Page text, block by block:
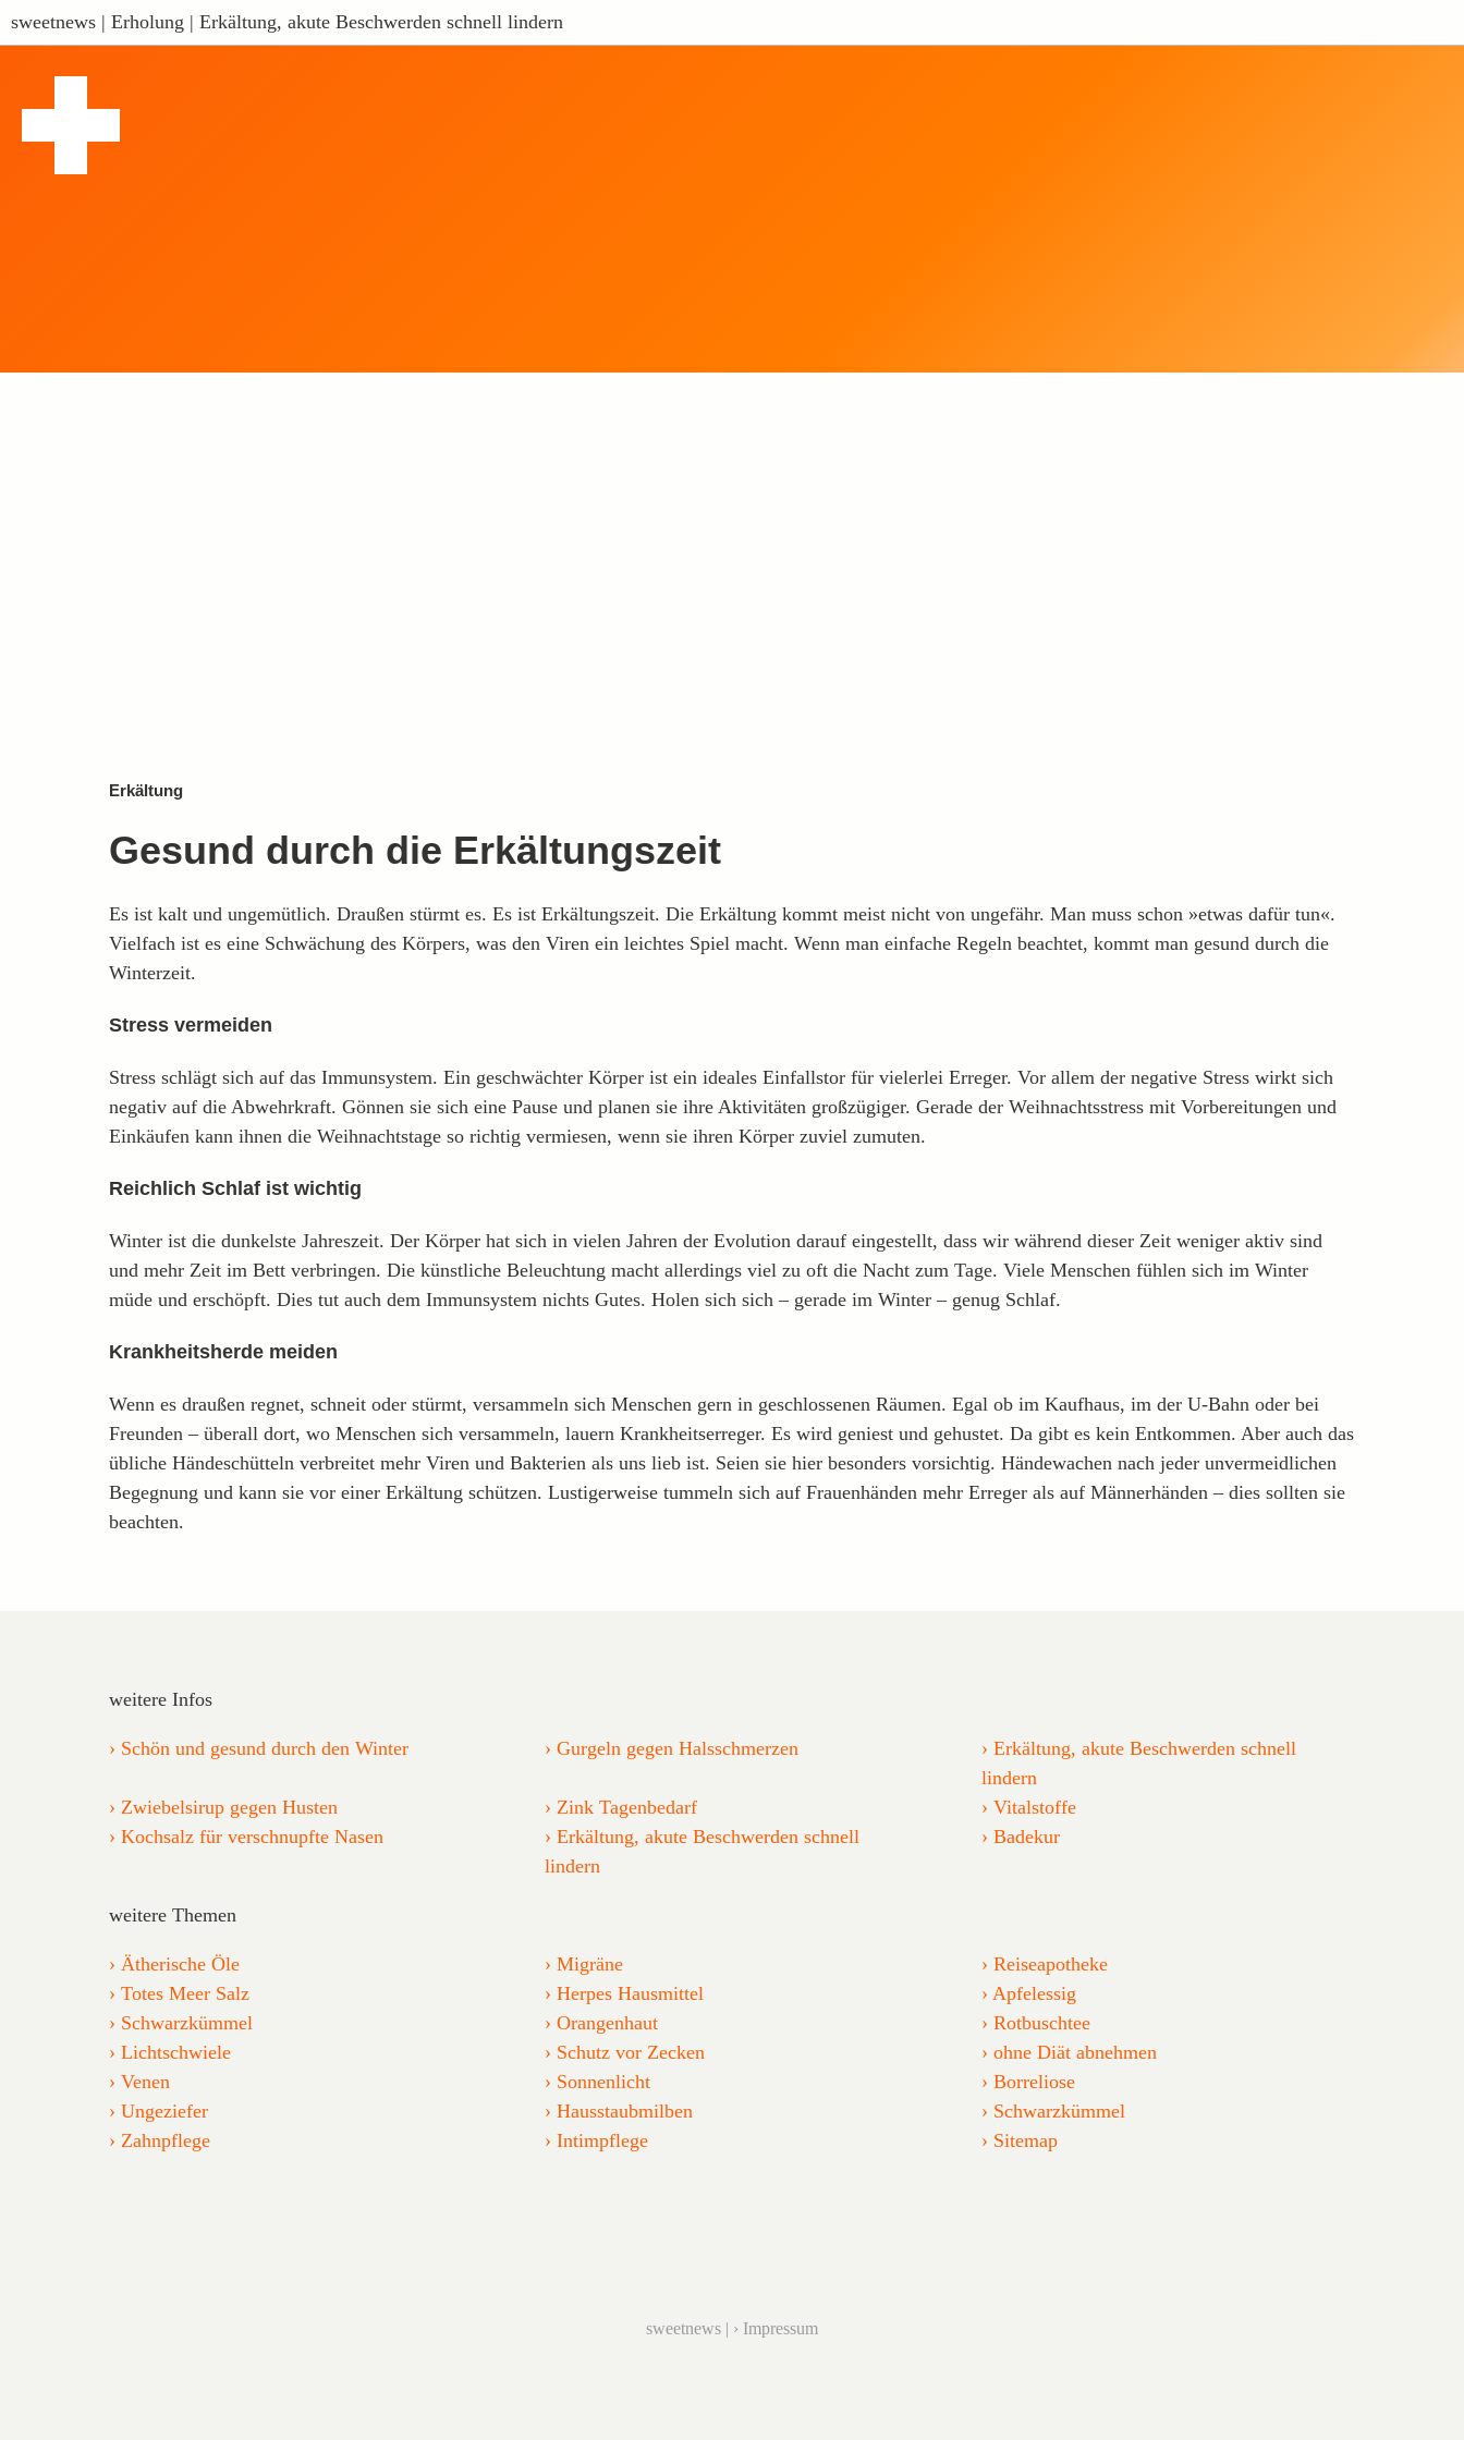
sweetnews | Erholung | Erkältung, akute Beschwerden schnell lindern
Erkältung
Gesund durch die Erkältungszeit
Es ist kalt und ungemütlich. Draußen stürmt es. Es ist Erkältungszeit. Die Erkältung kommt meist nicht von ungefähr. Man muss schon »etwas dafür tun«.
Vielfach ist es eine Schwächung des Körpers, was den Viren ein leichtes Spiel macht. Wenn man einfache Regeln beachtet, kommt man gesund durch die
Winterzeit.
Stress vermeiden
Stress schlägt sich auf das Immunsystem. Ein geschwächter Körper ist ein ideales Einfallstor für vielerlei Erreger. Vor allem der negative Stress wirkt sich
negativ auf die Abwehrkraft. Gönnen sie sich eine Pause und planen sie ihre Aktivitäten großzügiger. Gerade der Weihnachtsstress mit Vorbereitungen und
Einkäufen kann ihnen die Weihnachtstage so richtig vermiesen, wenn sie ihren Körper zuviel zumuten.
Reichlich Schlaf ist wichtig
Winter ist die dunkelste Jahreszeit. Der Körper hat sich in vielen Jahren der Evolution darauf eingestellt, dass wir während dieser Zeit weniger aktiv sind
und mehr Zeit im Bett verbringen. Die künstliche Beleuchtung macht allerdings viel zu oft die Nacht zum Tage. Viele Menschen fühlen sich im Winter
müde und erschöpft. Dies tut auch dem Immunsystem nichts Gutes. Holen sich sich – gerade im Winter – genug Schlaf.
Krankheitsherde meiden
Wenn es draußen regnet, schneit oder stürmt, versammeln sich Menschen gern in geschlossenen Räumen. Egal ob im Kaufhaus, im der U-Bahn oder bei
Freunden – überall dort, wo Menschen sich versammeln, lauern Krankheitserreger. Es wird geniest und gehustet. Da gibt es kein Entkommen. Aber auch das
übliche Händeschütteln verbreitet mehr Viren und Bakterien als uns lieb ist. Seien sie hier besonders vorsichtig. Händewachen nach jeder unvermeidlichen
Begegnung und kann sie vor einer Erkältung schützen. Lustigerweise tummeln sich auf Frauenhänden mehr Erreger als auf Männerhänden – dies sollten sie
beachten.
weitere Infos
Schön und gesund durch den Winter Gurgeln gegen Halsschmerzen
Erkältung, akute Beschwerden schnell
lindern
Zwiebelsirup gegen Husten
Zink Tagenbedarf
Vitalstoffe
Kochsalz für verschnupfte Nasen
Erkältung, akute Beschwerden schnell
lindern
Badekur
weitere Themen
Ätherische Öle Migräne
Reiseapotheke
Totes Meer Salz
Herpes Hausmittel
Apfelessig
Schwarzkümmel
Orangenhaut
Rotbuschtee
Lichtschwiele
Schutz vor Zecken
ohne Diät abnehmen
Venen
Sonnenlicht
Borreliose
Ungeziefer
Hausstaubmilben
Schwarzkümmel
Zahnpflege
Intimpflege Sitemap
sweetnews | Impressum